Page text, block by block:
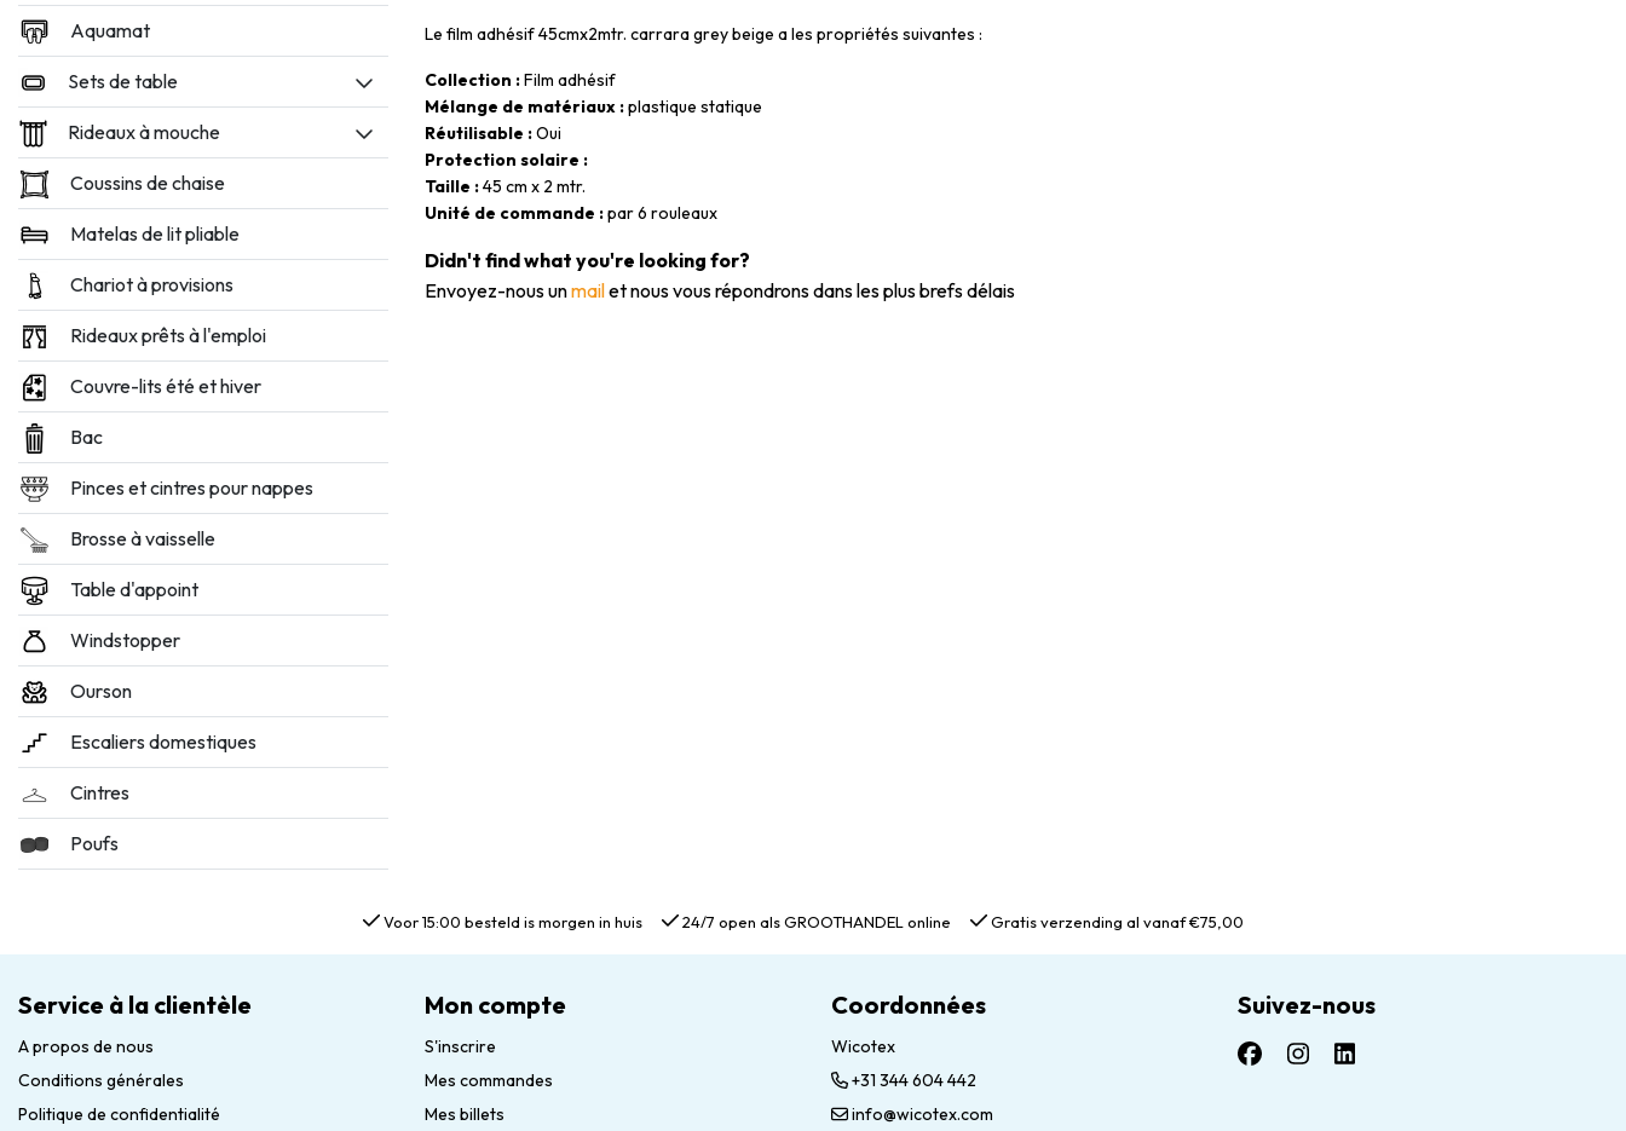
Aquamat
Sets de table
Rideaux à mouche
Coussins de chaise
Matelas de lit pliable
Chariot à provisions
Rideaux prêts à l'emploi
Couvre-lits été et hiver
Bac
Pinces et cintres pour nappes
Brosse à vaisselle
Table d'appoint
Windstopper
Ourson
Escaliers domestiques
Cintres
Poufs
Le film adhésif 45cmx2mtr. carrara grey beige a les propriétés suivantes :
Collection :Film adhésif
Mélange de matériaux :plastique statique
Réutilisable :Oui
Protection solaire :
Taille :45 cm x 2 mtr.
Unité de commande :par 6 rouleaux
Didn't find what you're looking for?
Envoyez-nous unmailet nous vous répondrons dans les plus brefs délais
Voor 15:00 besteld is morgen in huis 24/7 open als GROOTHANDEL online Gratis verzending al vanaf €75,00
Service à la clientèle
A propos de nous
Conditions générales
Politique de confidentialité
Mon compte
S'inscrire
Mes commandes
Mes billets
Coordonnées
Wicotex
+31 344 604 442
info@wicotex.com
Suivez-nous